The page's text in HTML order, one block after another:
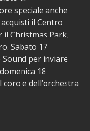
speciale anche
il Centro
Christmas Park,
Sabato 17
Sound per inviare
18
e dell’orchestra